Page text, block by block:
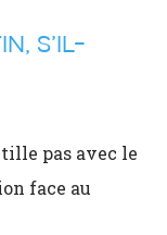
S’IL-
pas avec le
face au